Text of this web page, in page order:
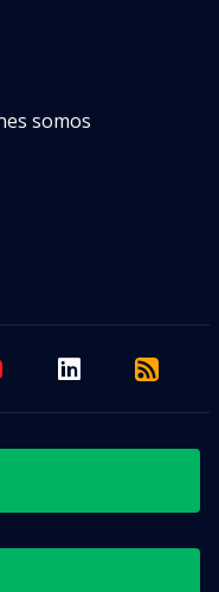
somos